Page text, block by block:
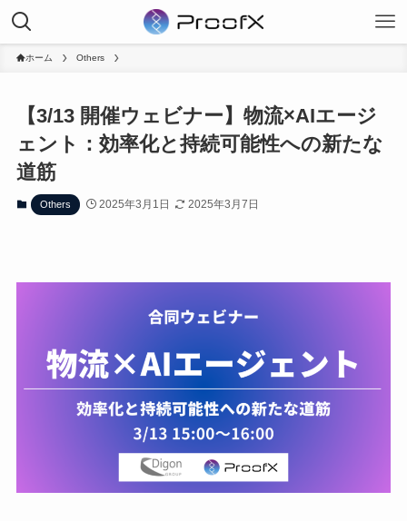
ホーム Others
【3/13 開催ウェビナー】物流×AIエージ
ェント：効率化と持続可能性への新たな
道筋
Others 2025年3月1日 2025年3月7日